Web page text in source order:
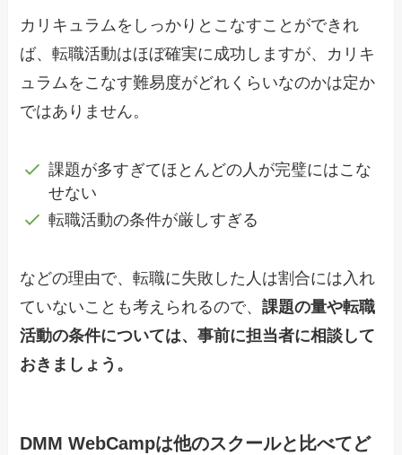
カリキュラムをしっかりとこなすことができれ
ば、転職活動はほぼ確実に成功しますが、カリキ
ュラムをこなす難易度がどれくらいなのかは定か
ではありません。
課題が多すぎてほとんどの人が完璧にはこな
せない
転職活動の条件が厳しすぎる
などの理由で、転職に失敗した人は割合には入れ
ていないことも考えられるので、課題の量や転職
活動の条件については、事前に担当者に相談して
おきましょう。
DMM WebCampは他のスクールと比べてど